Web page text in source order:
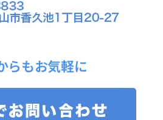
らもお気軽に